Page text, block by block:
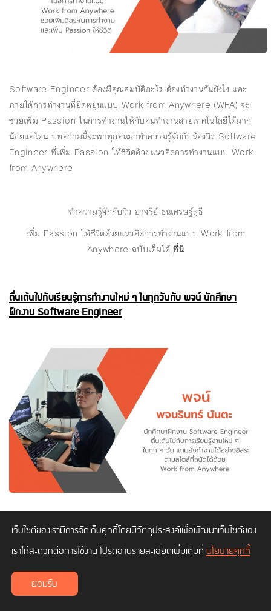
Software Engineer ต้องมีคุณสมบัติอะไร ต้องทำงานกันยังไง และ
ภายใต้การทำงานที่ยืดหยุ่นแบบ Work from Anywhere (WFA) จะ
ช่วยเพิ่ม Passion ในการทำงานให้กับคนทำงานสายเทคโนโลยีได้มาก
น้อยแค่ไหน บทความนี้จะพาทุกคนมาทำความรู้จักกับน้องวิว Software
Engineer ที่เพิ่ม Passion ให้ชีวิตด้วยแนวคิดการทำงานแบบ Work
from Anywhere
ทำความรู้จักกับวิว อาจรีย์ ธนเศรษฐ์สุธี
เพิ่ม Passion ให้ชีวิตด้วยแนวคิดการทำงานแบบ Work from
Anywhere ฉบับเต็มได้ที่นี่
ตื่นเต้นไปกับเรียนรู้การทำงานใหม่ ๆ ในทุกวันกับ พจน์ นักศึกษา
ฝึกงาน Software Engineer
การฝึกงาน ก้าวแรกที่ทำให้นักศึกษาหลายคนได้เรียนรู้การทำงาน สัมผัส
ประสบการณ์จริงนอกห้องเรียน และเป็นการเปิดโอกาสให้น้อง ๆ ได้เรียน
รู้เทรนด์การทำงานใหม่ ๆ ที่องค์กรธุรกิจใช้กันอยู่ในปัจจุบัน ซึ่งน้องพจน์
นักศึกษาฝึกงาน Software Engineer จะมาแชร์ประสบการณ์ที่ได้
ทำงานอย่างอิสระตามสไตล์ที่ถนัดและมีความยืดหยุ่นด้วยรูปแบบ Work
เว็บไซต์ของเรามีการจัดเก็บคุกกี้โดยมีวัตถุประสงค์เพื่อพัฒนาเว็บไซต์ของ
เราให้สะดวกต่อการใช้งาน โปรดอ่านรายละเอียดเพิ่มเติมที่ นโยบายคุกกี้
ยอมรับ